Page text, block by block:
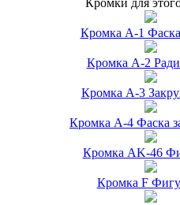
Кромки для
Кромка А-1
Кромка А-2
Кромка А-3
Кромка А-4 Фаска
Кромка AK-46
Кромка F